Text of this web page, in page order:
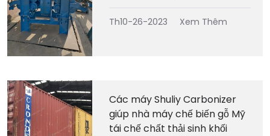
Th10-26-2023 Xem Thêm
Các máy Shuliy Carbonizer
giúp nhà máy chế biến gỗ Mỹ
tái chế chất thải sinh khối